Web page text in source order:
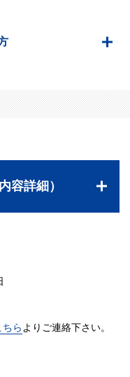
容詳細）
ちら よりご連絡下さい。